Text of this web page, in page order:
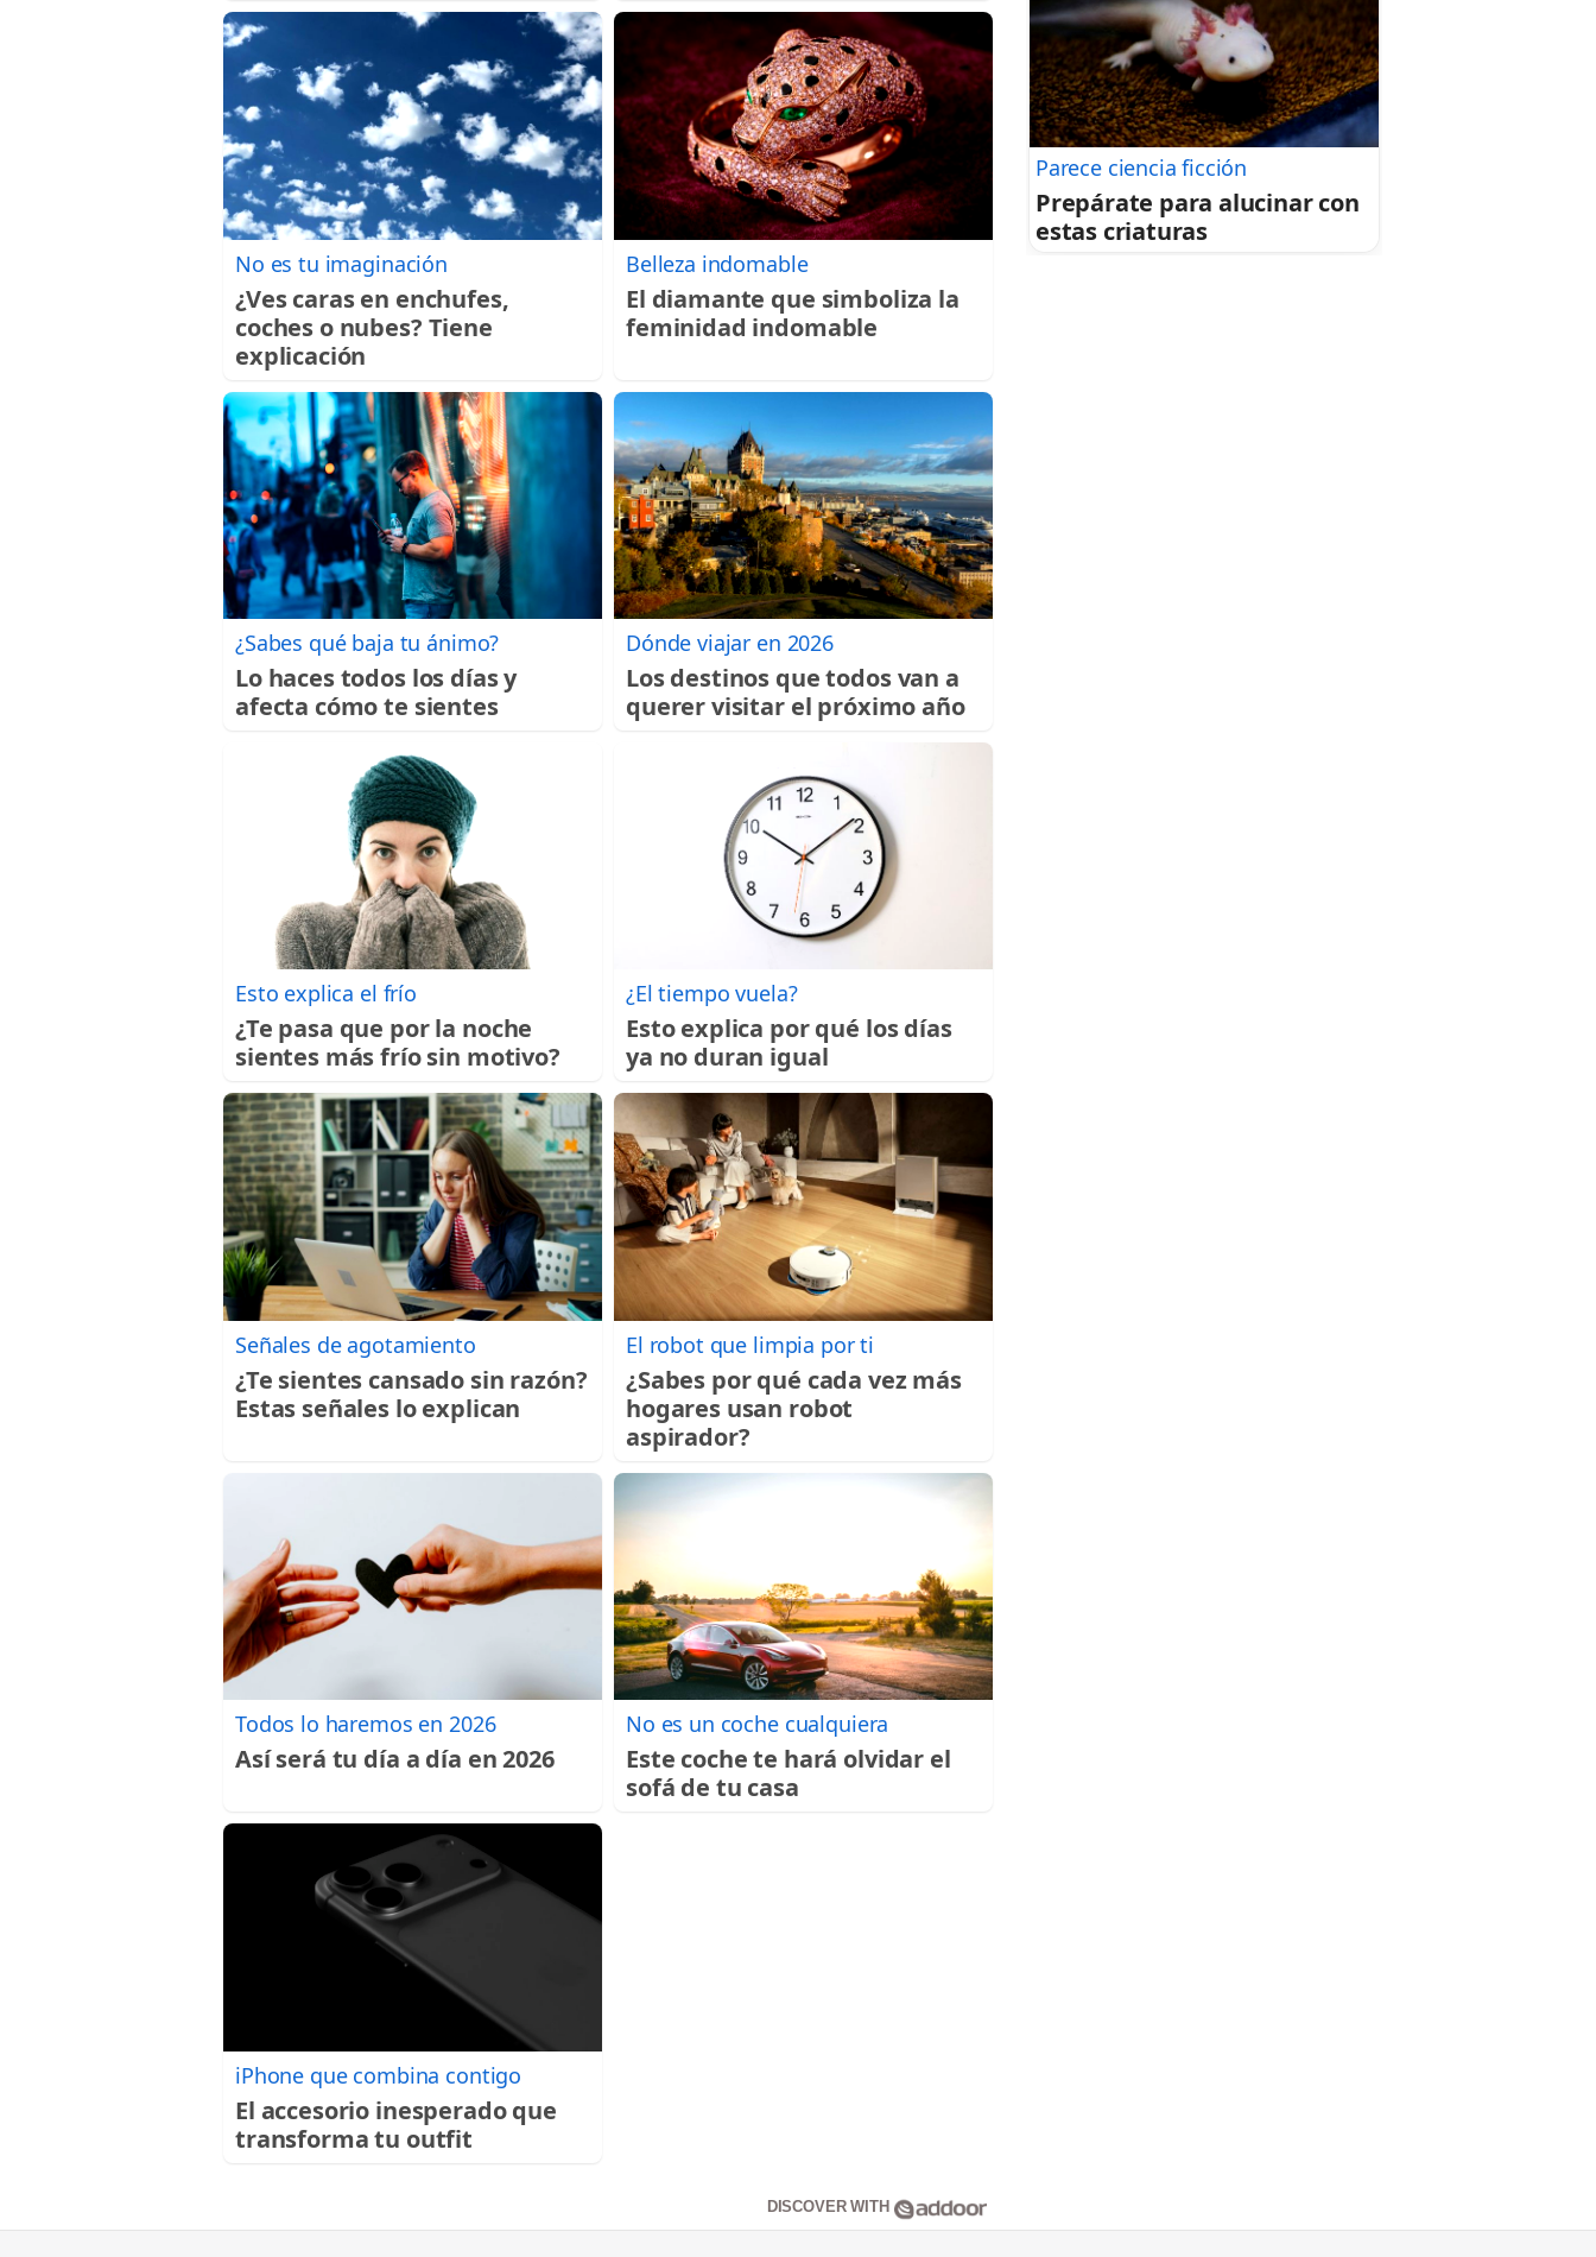
No es tu imaginación
¿Ves caras en enchufes,
coches o nubes? Tiene
explicación
Belleza indomable
El diamante que simboliza la
feminidad indomable
¿Sabes qué baja tu ánimo?
Lo haces todos los días y
afecta cómo te sientes
Dónde viajar en 2026
Los destinos que todos van a
querer visitar el próximo año
Esto explica el frío
¿Te pasa que por la noche
sientes más frío sin motivo?
¿El tiempo vuela?
Esto explica por qué los días
ya no duran igual
Señales de agotamiento
¿Te sientes cansado sin razón?
Estas señales lo explican
El robot que limpia por ti
¿Sabes por qué cada vez más
hogares usan robot
aspirador?
Todos lo haremos en 2026
Así será tu día a día en 2026
No es un coche cualquiera
Este coche te hará olvidar el
sofá de tu casa
iPhone que combina contigo
El accesorio inesperado que
transforma tu outfit
DISCOVER WITH
Parece ciencia ficción
Prepárate para alucinar con
estas criaturas